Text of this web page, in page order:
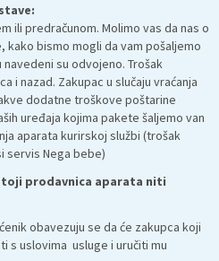
ili predračunom. Molimo vas da nas o
bismo mogli da vam pošaljemo
su odvojeno. Trošak
i nazad. Zakupac u slučaju vraćanja
dodatne troškove poštarine
uređaja kojima pakete šaljemo van
aparata kurirskoj službi (trošak
servis Nega bebe)
prodavnica aparata niti
obavezuju se da će zakupca koji
s uslovima usluge i uručiti mu